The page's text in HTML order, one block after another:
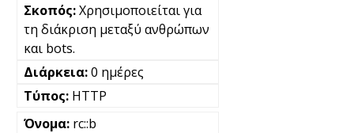
Χρησιμοποιείται για
τη διάκριση μεταξύ ανθρώπων
και bots.
0 ημέρες
HTTP
rc::b